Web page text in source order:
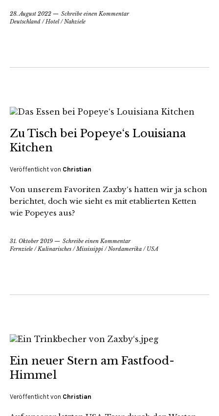
28. August 2022
Schreibe einen Kommentar
Deutschland /Hotel/Nahziele
Zu Tisch bei Popeye‘s Louisiana
Kitchen
Veröffentlicht von Christian
Von unserem Favoriten Zaxby‘s hatten wir ja schon
berichtet, doch wie sieht es mit etablierten Ketten
wie Popeyes aus?
31. Oktober 2019
Schreibe einen Kommentar
Fernziele /Kulinarisches /Mississippi /Nordamerika / USA
Ein neuer Stern am Fastfood-
Himmel
Veröffentlicht von Christian